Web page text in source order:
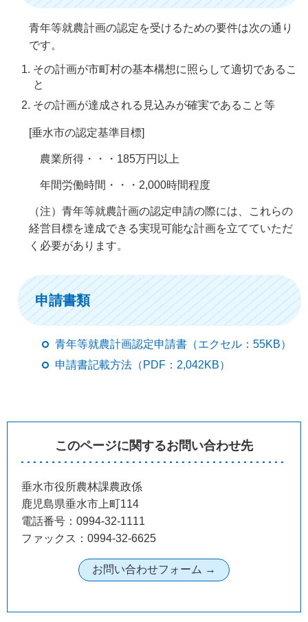
青年等就農計画の認定を受けるための要件は次の通り
です。
その計画が市町村の基本構想に照らして適切であるこ
と
その計画が達成される見込みが確実であること等
[垂水市の認定基準目標]
農業所得・・・185万円以上
年間労働時間・・・2,000時間程度
（注）青年等就農計画の認定申請の際には、これらの
経営目標を達成できる実現可能な計画を立てていただ
く必要があります。
申請書類
青年等就農計画認定申請書（エクセル：55KB）
申請書記載方法（PDF：2,042KB）
このページに関するお問い合わせ先
垂水市役所農林課農政係
鹿児島県垂水市上町114
電話番号：0994-32-1111
ファックス：0994-32-6625